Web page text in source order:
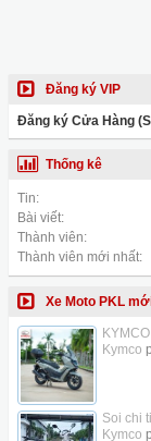
Đăng ký VIP
Đăng ký Cửa Hàng
Thống kê
Tin:
Bài viết:
Thành viên:
Thành viên mới nhất:
Xe Moto PKL
Kymco
Soi chi
Kymco